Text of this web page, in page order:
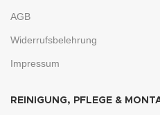
AGB
Widerrufsbelehrung
Impressum
REINIGUNG, PFLEGE &